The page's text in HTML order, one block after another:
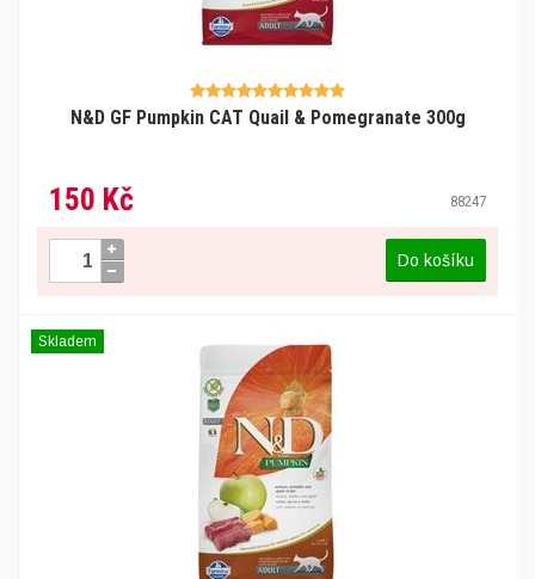
N&D GF Pumpkin CAT Quail & Pomegranate 300g
150 Kč 88247
Do košíku
Skladem